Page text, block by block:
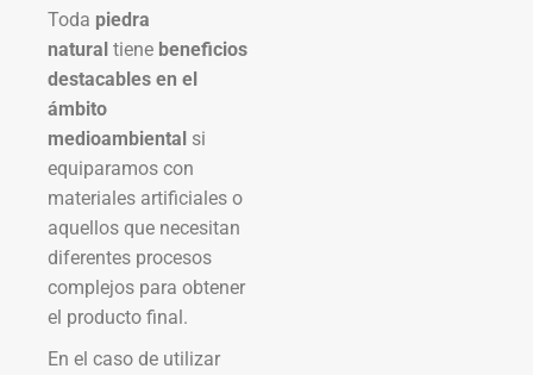
Toda piedra
natural tiene beneficios
destacables en el
ámbito
medioambiental si
equiparamos con
materiales artificiales o
aquellos que necesitan
diferentes procesos
complejos para obtener
el producto final.
En el caso de utilizar